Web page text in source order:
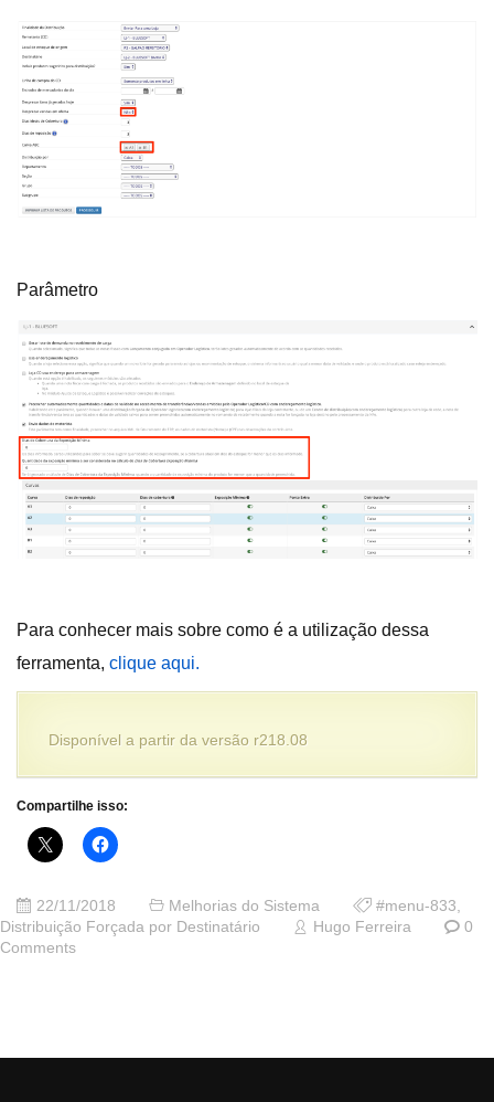
Parâmetro
Para conhecer mais sobre como é a utilização dessa
ferramenta, clique aqui.
Disponível a partir da versão r218.08
Compartilhe isso:
22/11/2018 Melhorias do Sistema #menu-833,
Distribuição Forçada por Destinatário
Hugo Ferreira
0
Comments